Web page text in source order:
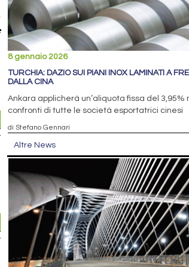
8 gennaio 2026
TURCHIA: DAZIO SUI PIANI INOX LAMINATI A
DALLA CINA
Ankara applicherà un’aliquota fissa del 3,95%
confronti di tutte le società esportatrici cinesi
di Stefano Gennari
Altre News